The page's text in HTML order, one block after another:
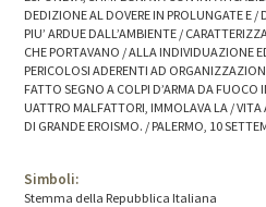
DEDIZIONE AL DOVERE IN PROLUNGATE E /
PIU’ ARDUE DALL’AMBIENTE /
CHE PORTAVANO / ALLA INDIVIDUAZIONE
PERICOLOSI ADERENTI AD
FATTO SEGNO A COLPI D’ARMA DA
UATTRO MALFATTORI, IMMOLAVA LA /
DI GRANDE EROISMO. / PALERMO, 10
Simboli:
Stemma della Repubblica Italiana